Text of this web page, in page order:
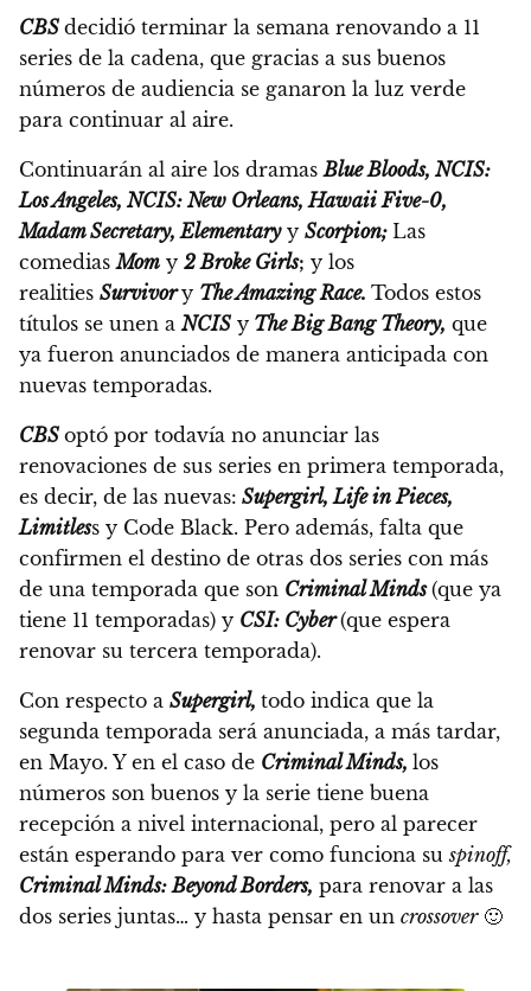
CBS decidió terminar la semana renovando a 11
series de la cadena, que gracias a sus buenos
números de audiencia se ganaron la luz verde
para continuar al aire.
Continuarán al aire los dramasBlue Bloods, NCIS:
Los Angeles, NCIS: New Orleans, Hawaii Five-0,
Madam Secretary, Elementaryy Scorpion; Las
comediasMom y 2 Broke Girls; y los
realities Survivor y The Amazing Race. Todos estos
títulos se unen a NCIS y The Big Bang Theory, que
ya fueron anunciados de manera anticipada con
nuevas temporadas.
CBS optó por todavía no anunciar las
renovaciones de sus series en primera temporada,
es decir, de las nuevas: Supergirl, Life in Pieces,
Limitless y Code Black. Pero además, falta que
confirmen el destino de otras dos series con más
de una temporada que son Criminal Minds (que ya
tiene 11 temporadas) y CSI: Cyber (que espera
renovar su tercera temporada).
Con respecto a Supergirl, todo indica que la
segunda temporada será anunciada, a más tardar,
en Mayo. Y en el caso de Criminal Minds, los
números son buenos y la serie tiene buena
recepción a nivel internacional, pero al parecer
están esperando para ver como funciona suspinoff,
Criminal Minds: Beyond Borders, para renovar a las
dos series juntas… y hasta pensar en un crossover🙂